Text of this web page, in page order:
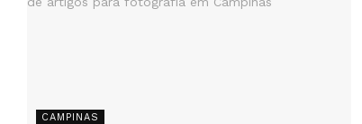
CAMPINAS